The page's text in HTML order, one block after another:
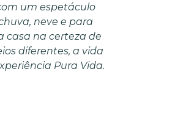
um espetáculo
neve e para
casa na certeza de
diferentes, a vida
Pura Vida.